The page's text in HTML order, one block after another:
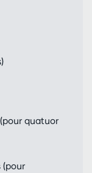
quatuor
(pour